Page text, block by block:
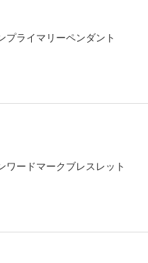
プライマリーペンダント
ワードマークブレスレット